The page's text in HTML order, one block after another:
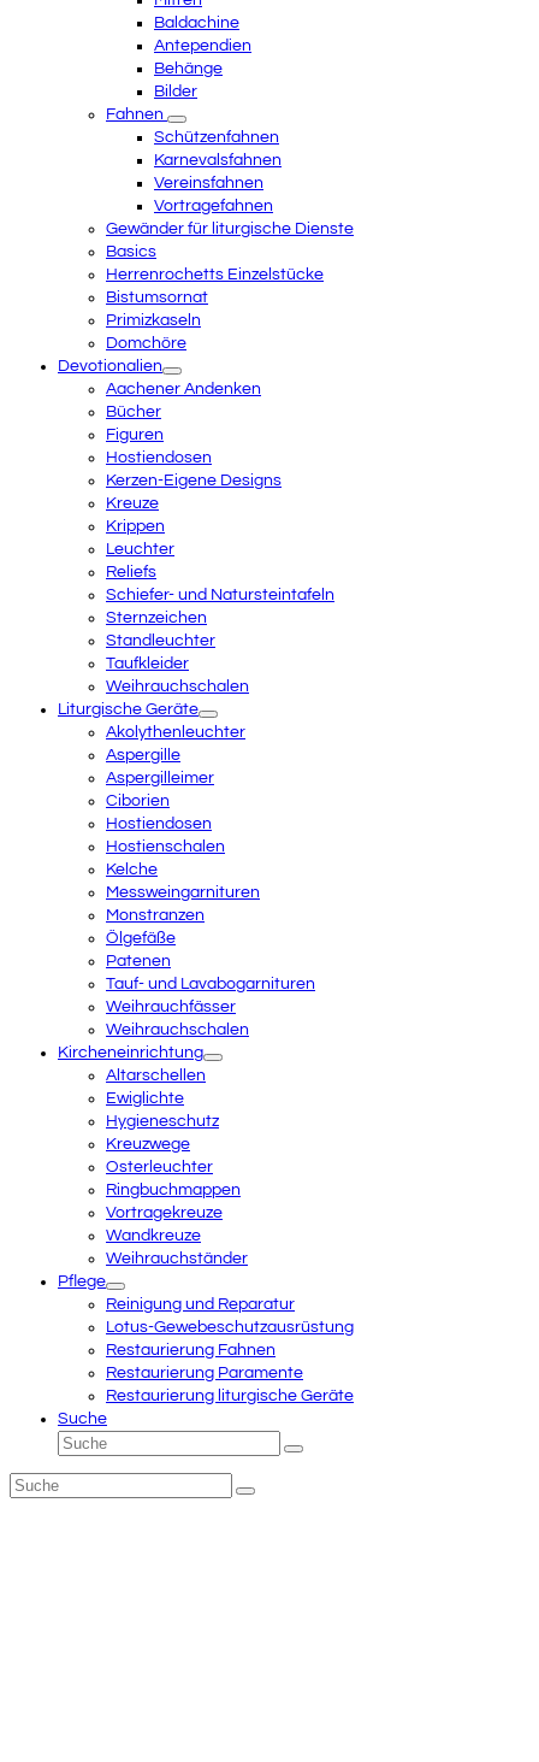
Baldachine
Antependien
Behänge
Bilder
Fahnen
Schützenfahnen
Karnevalsfahnen
Vereinsfahnen
Vortragefahnen
Gewänder für liturgische Dienste
Basics
Herrenrochetts Einzelstücke
Bistumsornat
Primizkaseln
Domchöre
Devotionalien
Aachener Andenken
Bücher
Figuren
Hostiendosen
Kerzen-Eigene Designs
Kreuze
Krippen
Leuchter
Reliefs
Schiefer- und Natursteintafeln
Sternzeichen
Standleuchter
Taufkleider
Weihrauchschalen
Liturgische Geräte
Akolythenleuchter
Aspergille
Aspergilleimer
Ciborien
Hostiendosen
Hostienschalen
Kelche
Messweingarnituren
Monstranzen
Ölgefäße
Patenen
Tauf- und Lavabogarnituren
Weihrauchfässer
Weihrauchschalen
Kircheneinrichtung
Altarschellen
Ewiglichte
Hygieneschutz
Kreuzwege
Osterleuchter
Ringbuchmappen
Vortragekreuze
Wandkreuze
Weihrauchständer
Pflege
Reinigung und Reparatur
Lotus-Gewebeschutzausrüstung
Restaurierung Fahnen
Restaurierung Paramente
Restaurierung liturgische Geräte
Suche
Suche
Senden
Suche
Senden